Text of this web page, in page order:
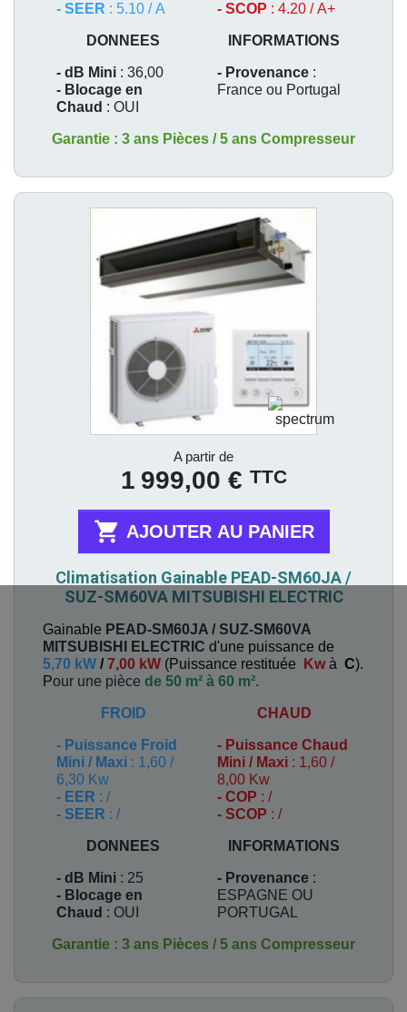
- SEER : 5.10 / A - SCOP : 4.20 / A+
DONNEES
- dB Mini : 36,00
- Blocage en
Chaud : OUI
INFORMATIONS
- Provenance :
France ou Portugal
Garantie : 3 ans Pièces / 5 ans Compresseur
A partir de
1 999,00 € TTC
 AJOUTER AU PANIER
Climatisation Gainable PEAD-SM60JA /
SUZ-SM60VA MITSUBISHI ELECTRIC
Gainable PEAD-SM60JA / SUZ-SM60VA
MITSUBISHI ELECTRIC d'une puissance de
5,70 kW /7,00 kW (Puissance restituée Kwà C).
Pour une pièce de 50 m² à 60 m².
FROID
- Puissance Froid
Mini / Maxi : 1,60 /
6,30 Kw
- EER : /
- SEER : /
CHAUD
- Puissance Chaud
Mini / Maxi : 1,60 /
8,00 Kw
- COP : /
- SCOP : /
DONNEES
- dB Mini : 25
- Blocage en
Chaud : OUI
INFORMATIONS
- Provenance :
ESPAGNE OU
PORTUGAL
Garantie : 3 ans Pièces / 5 ans Compresseur